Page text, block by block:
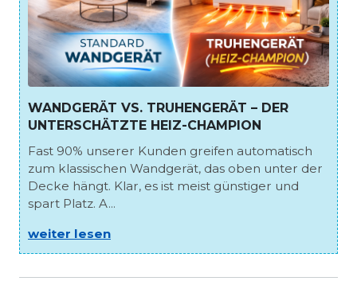
WANDGERÄT VS. TRUHENGERÄT – DER
UNTERSCHÄTZTE HEIZ-CHAMPION
Fast 90% unserer Kunden greifen automatisch
zum klassischen Wandgerät, das oben unter der
Decke hängt. Klar, es ist meist günstiger und
spart Platz. A...
weiter lesen